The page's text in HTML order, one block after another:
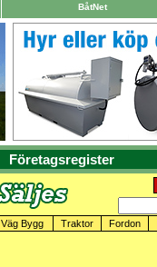
BåtNet
Företagsregister
Väg Bygg Traktor Fordon